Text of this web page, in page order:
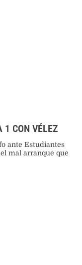
1 CON VÉLEZ
ante Estudiantes
mal arranque que